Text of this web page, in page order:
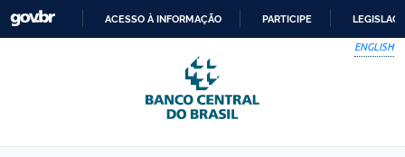
Skip to main content
PARA
O
CONTEÚDO
ACESSO À INFORMAÇÃO PARTICIPE
ENGLISH